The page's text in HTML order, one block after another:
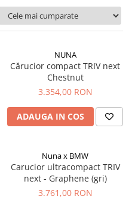
NUNA
Cărucior compact TRIV next
Chestnut
3.354,00 RON
ADAUGA IN COS
Nuna x BMW
Carucior ultracompact TRIV
next - Graphene (gri)
3.761,00 RON